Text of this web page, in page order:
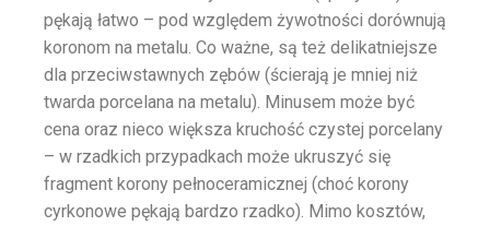
pękają łatwo – pod względem żywotności dorównują
koronom na metalu. Co ważne, są też delikatniejsze
dla przeciwstawnych zębów (ścierają je mniej niż
twarda porcelana na metalu)​. Minusem może być
cena oraz nieco większa kruchość czystej porcelany
– w rzadkich przypadkach może ukruszyć się
fragment korony pełnoceramicznej (choć korony
cyrkonowe pękają bardzo rzadko). Mimo kosztów,